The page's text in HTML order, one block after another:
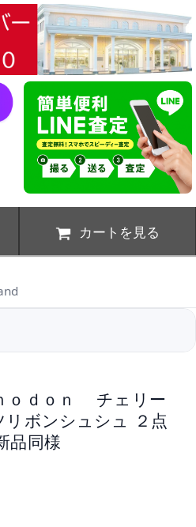
カートを見る
ｏｄｏｎ チェリー
ボンシュシュ ２点
品同様